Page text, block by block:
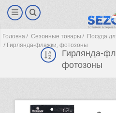
Головна Сезонные товары
Посуда
Гирлянда-флажки, фотозоны
Гирлянда-
фотозоны